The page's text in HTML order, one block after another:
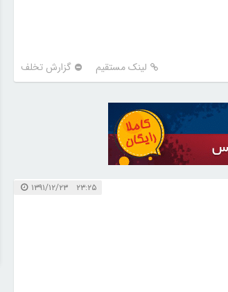
لینک مستقیم گزارش تخلف
۲۳:۲۵ ۱۳۹۱/۱۲/۲۳